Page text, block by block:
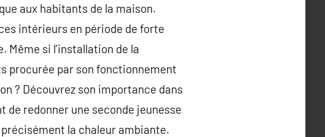
aux habitants de la maison.
intérieurs en période de forte
si l’installation de la
procurée par son fonctionnement
? Découvrez son importance dans
redonner une seconde jeunesse
la chaleur ambiante.